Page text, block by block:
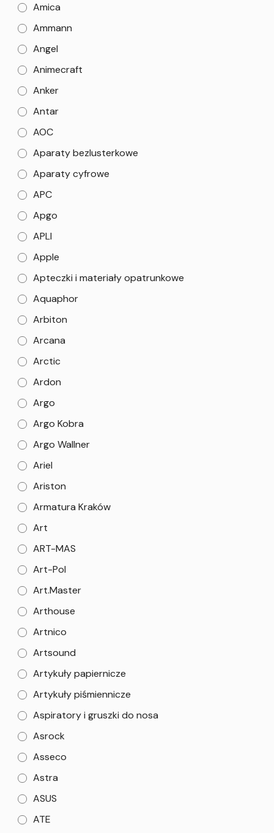
Amica
Ammann
Angel
Animecraft
Anker
Antar
AOC
Aparaty bezlusterkowe
Aparaty cyfrowe
APC
Apgo
APLI
Apple
Apteczki i materiały opatrunkowe
Aquaphor
Arbiton
Arcana
Arctic
Ardon
Argo
Argo Kobra
Argo Wallner
Ariel
Ariston
Armatura Kraków
Art
ART-MAS
Art-Pol
Art.Master
Arthouse
Artnico
Artsound
Artykuły papiernicze
Artykuły piśmiennicze
Aspiratory i gruszki do nosa
Asrock
Asseco
Astra
ASUS
ATE